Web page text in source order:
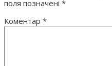
поля позначені *
Коментар *